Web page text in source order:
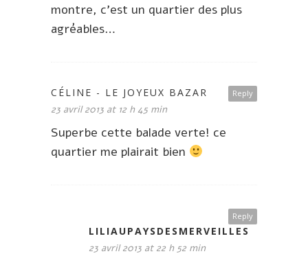
montre, c’est un quartier des plus
agréables…
Reply
CÉLINE - LE JOYEUX BAZAR
23 avril 2013 at 12 h 45 min
Superbe cette balade verte! ce
quartier me plairait bien
Reply
LILIAUPAYSDESMERVEILLES
23 avril 2013 at 22 h 52 min